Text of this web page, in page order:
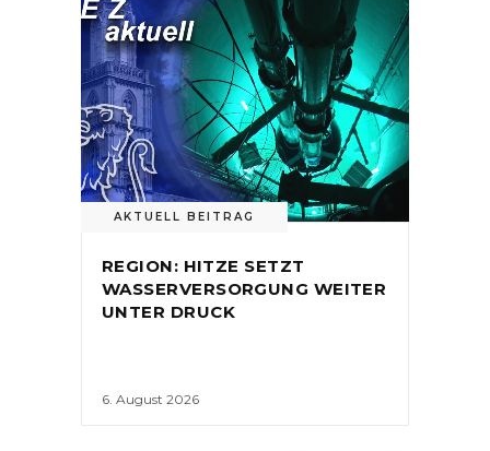
AKTUELL BEITRAG
REGION: HITZE SETZT
WASSERVERSORGUNG WEITER
UNTER DRUCK
6. August 2026